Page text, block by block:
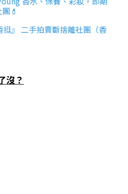
💄
挺』 二手拍賣斷捨離社團（香
沒？